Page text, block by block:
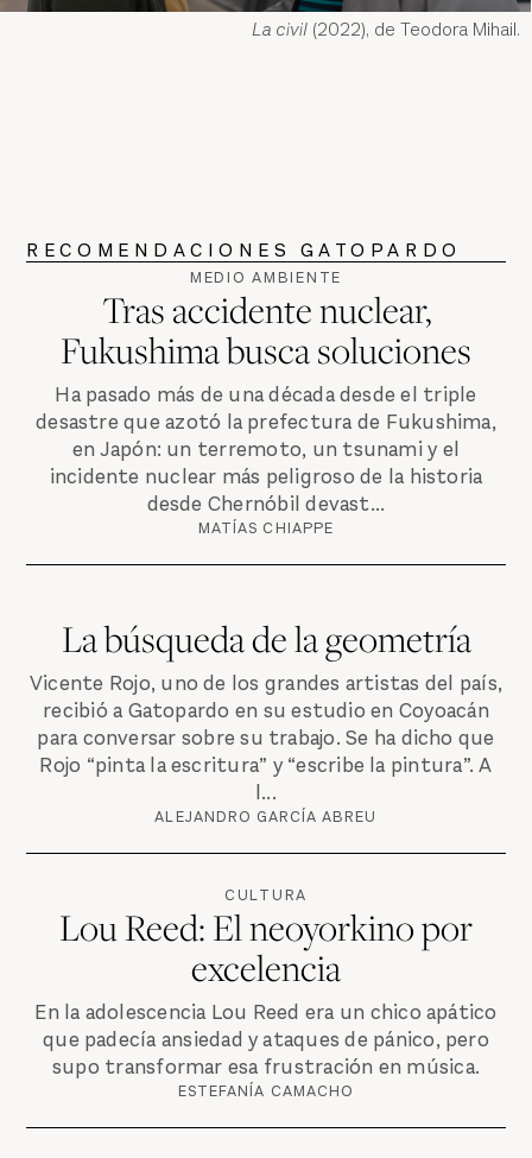
La civil(2022), de Teodora Mihail.
RECOMENDACIONES GATOPARDO
MEDIO AMBIENTE
Tras accidente nuclear,
Fukushima busca soluciones
Ha pasado más de una década desde el triple
desastre que azotó la prefectura de Fukushima,
en Japón: un terremoto, un tsunami y el
incidente nuclear más peligroso de la historia
desde Chernóbil devast...
MATÍAS CHIAPPE
La búsqueda de la geometría
Vicente Rojo, uno de los grandes artistas del país,
recibió a Gatopardo en su estudio en Coyoacán
para conversar sobre su trabajo. Se ha dicho que
Rojo “pinta la escritura” y “escribe la pintura”. A
l...
ALEJANDRO GARCÍA ABREU
CULTURA
Lou Reed: El neoyorkino por
excelencia
En la adolescencia Lou Reed era un chico apático
que padecía ansiedad y ataques de pánico, pero
supo transformar esa frustración en música.
ESTEFANÍA CAMACHO